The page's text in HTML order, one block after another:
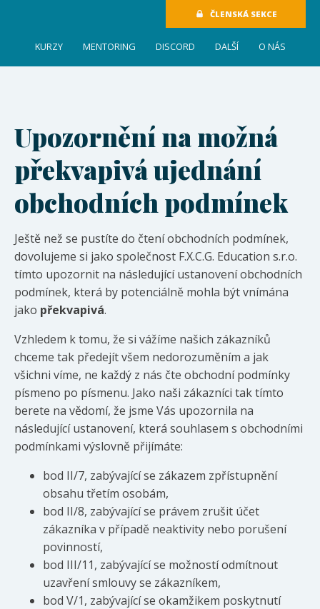
ČLENSKÁ SEKCE
KURZY MENTORING DISCORD DALŠÍ O NÁS
Upozornění na možná
překvapivá ujednání
obchodních podmínek
Ještě než se pustíte do čtení obchodních podmínek,
dovolujeme si jako společnost F.X.C.G. Education s.r.o.
tímto upozornit na následující ustanovení obchodních
podmínek, která by potenciálně mohla být vnímána
jako překvapivá.
Vzhledem k tomu, že si vážíme našich zákazníků
chceme tak předejít všem nedorozuměním a jak
všichni víme, ne každý z nás čte obchodní podmínky
písmeno po písmenu. Jako naši zákazníci tak tímto
berete na vědomí, že jsme Vás upozornila na
následující ustanovení, která souhlasem s obchodními
podmínkami výslovně přijímáte:
bod II/7, zabývající se zákazem zpřístupnění
obsahu třetím osobám,
bod II/8, zabývající se právem zrušit účet
zákazníka v případě neaktivity nebo porušení
povinností,
bod III/11, zabývající se možností odmítnout
uzavření smlouvy se zákazníkem,
bod V/1, zabývající se okamžikem poskytnutí